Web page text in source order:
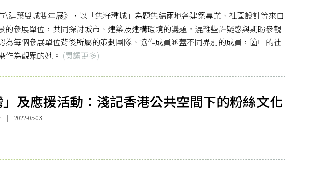
\建築雙城雙年展》，以「集籽種城」為題集結兩地各建築專業、社區設計等來自
的參展單位，共同探討城市、建築及建構環境的議題。混雜些許疑惑與期盼參觀
為每個參展單位背後所屬的策劃團隊、協作成員涵蓋不同界別的成員，箇中的社
作為觀眾的她。 (閱讀更多)
」及應援活動：淺記香港公共空間下的粉絲文化
| 2022-05-03